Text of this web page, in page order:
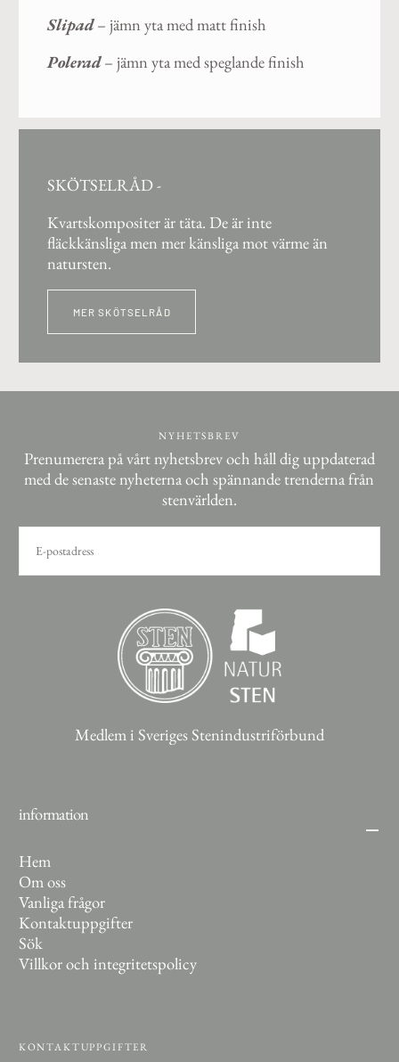
Slipad– jämn yta med matt finish
Polerad– jämn yta med speglande finish
SKÖTSELRÅD -
Kvartskompositer är täta. De är inte
fläckkänsliga men mer känsliga mot värme än
natursten.
MER SKÖTSELRÅD
NYHETSBREV
Prenumerera på vårt nyhetsbrev och håll dig uppdaterad
med de senaste nyheterna och spännande trenderna från
stenvärlden.
POST
Medlem i Sveriges Stenindustriförbund
information
Hem
Om oss
Vanliga frågor
Kontaktuppgifter
Sök
Villkor och integritetspolicy
KONTAKTUPPGIFTER